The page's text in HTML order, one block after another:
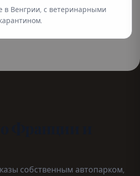
Венгрии, с ветеринарными
собственным автопарком,